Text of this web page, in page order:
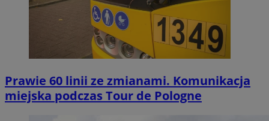
Prawie 60 linii ze zmianami. Komunikacja
miejska podczas Tour de Pologne